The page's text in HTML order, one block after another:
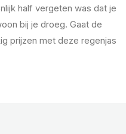
half vergeten was dat je
bij je droeg. Gaat de
prijzen met deze regenjas